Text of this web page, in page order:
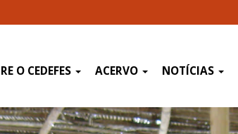
O CEDEFES ACERVO NOTÍCIAS